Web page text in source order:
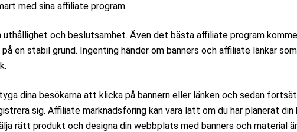
med sina affiliate program.
och beslutsamhet. Även det bästa affiliate program
en stabil grund. Ingenting händer om banners och affiliate länkar
dina besökarna att klicka på bannern eller länken och sedan
sig. Affiliate marknadsföring kan vara lätt om du har planerat din
rätt produkt och designa din webbplats med banners och material